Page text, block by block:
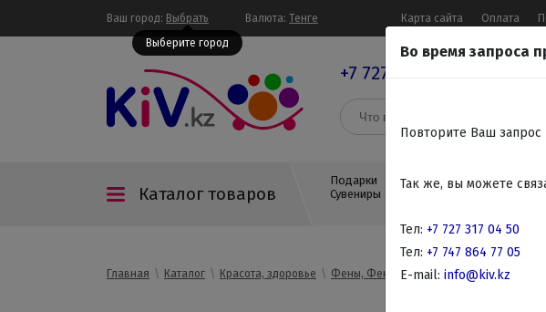
Ваш город: Выбрать Валюта: Тенге Карта сайта Оплата
+7 727 317 04 50
Каталог товаров
Подарки
Сувениры
Встраиваемая
бытовая
Главная Каталог Красота, здоровье Фены, Фен-щетки
Во время запроса
Повторите Ваш запрос
Так же, вы можете
Тел: +7 727 317 04 50
Тел: +7 747 864 77 05
E-mail: info@kiv.kz
Выберите город